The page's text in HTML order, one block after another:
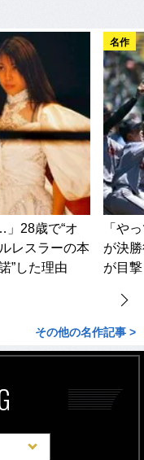
」28歳で“オ
レスラーの本
”した理由
名作
「や
が決
が目
その他の名作記事 >